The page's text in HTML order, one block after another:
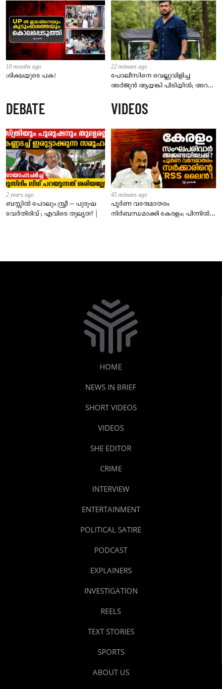
10 months ago
ശിക്ഷയുടെ പക!
22 minutes ago
പോലീസിനെ വെല്ലുവിളിച്ച
അർജുൻ ആയങ്കി പിടിയിൽ; അറസ്റ്റ്
DEBATE
2 years ago
ബസ്സിൽ പോലും സ്ത്രീ – പുരുഷ
വേർതിരിവ് ; എവിടെ തുല്യത? |
VIDEOS
45 minutes ago
പൂർണ വന്ദേമാതരം
നിർബന്ധമാക്കി കേരളം; പിന്നിൽ
HOME
NEWS IN BRIEF
SHORT VIDEOS
VIDEOS
SHE EDITOR
CRIME
INTERVIEW
ENTERTAINMENT
POLITICAL SATIRE
PODCAST
EXPLAINERS
INVESTIGATION
REELS
TEXT STORIES
SPORTS
ABOUT US